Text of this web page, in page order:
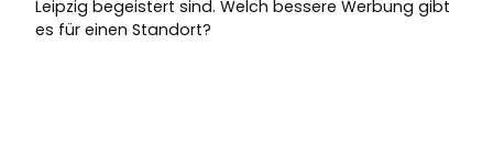
Leipzig begeistert sind. Welch bessere Werbung gibt
es für einen Standort?